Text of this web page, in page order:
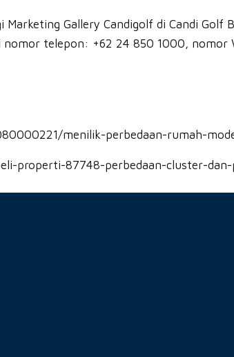
Gallery Candigolf di Candi Golf
nomor telepon: +62 24 850 1000⁠,
menilik-perbedaan-rumah-
properti-87748-perbedaan-cluster-dan-